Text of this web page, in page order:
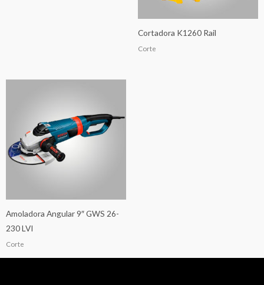
Cortadora K1260 Rail
Corte
Amoladora Angular 9″ GWS 26-
230 LVI
Corte